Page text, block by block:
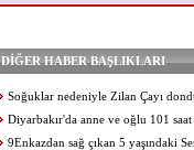
DİĞER HABER BAŞLIKLARI
Soğuklar nedeniyle Zilan Çayı
Diyarbakır'da anne ve oğlu 101 saat
9Enkazdan sağ çıkan 5 yaşındaki